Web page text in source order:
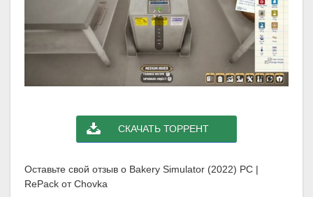
СКАЧАТЬ ТОРРЕНТ
Оставьте свой отзыв о Bakery Simulator (2022) PC |
RePack от Chovka